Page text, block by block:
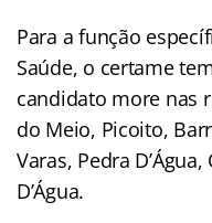
Para a função
Saúde, o certame
candidato more nas
do Meio, Picoito,
Varas, Pedra
D’Água.